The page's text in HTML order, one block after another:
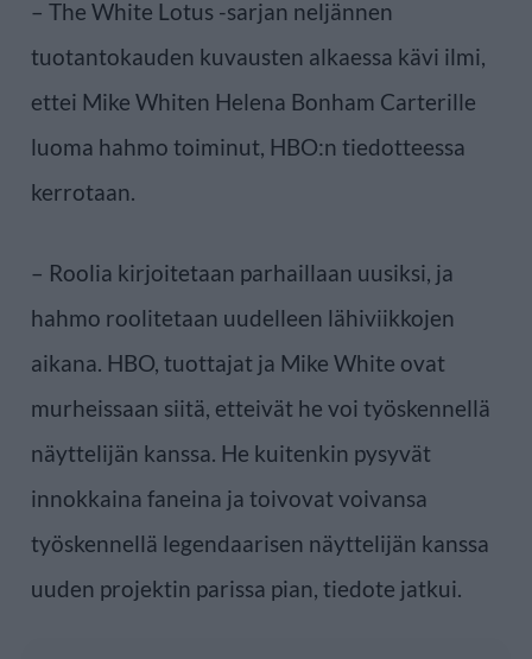
– The White Lotus -sarjan neljännen
tuotantokauden kuvausten alkaessa kävi ilmi,
ettei Mike Whiten Helena Bonham Carterille
luoma hahmo toiminut, HBO:n tiedotteessa
kerrotaan.
– Roolia kirjoitetaan parhaillaan uusiksi, ja
hahmo roolitetaan uudelleen lähiviikkojen
aikana. HBO, tuottajat ja Mike White ovat
murheissaan siitä, etteivät he voi työskennellä
näyttelijän kanssa. He kuitenkin pysyvät
innokkaina faneina ja toivovat voivansa
työskennellä legendaarisen näyttelijän kanssa
uuden projektin parissa pian, tiedote jatkui.